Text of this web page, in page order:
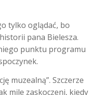
tylko oglądać, bo
pana Bielesza.
punktu programu
muzealną”. Szczerze
mile zaskoczeni, kiedy